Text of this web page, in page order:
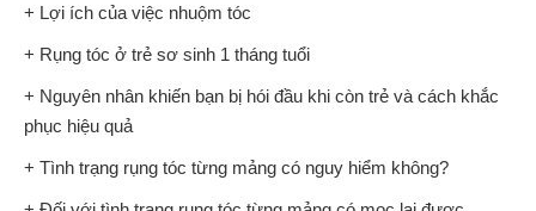
+ Lợi ích của việc nhuộm tóc
+ Rụng tóc ở trẻ sơ sinh 1 tháng tuổi
+ Nguyên nhân khiến bạn bị hói đầu khi còn trẻ và cách khắc
phục hiệu quả
+ Tình trạng rụng tóc từng mảng có nguy hiểm không?